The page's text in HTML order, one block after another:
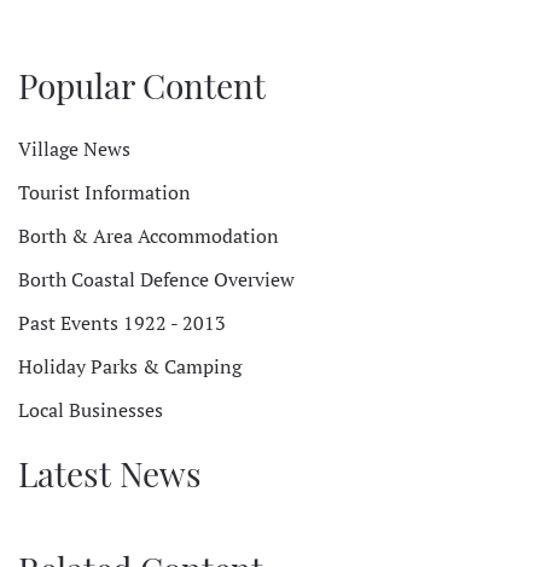
Popular Content
Village News
Tourist Information
Borth & Area Accommodation
Borth Coastal Defence Overview
Past Events 1922 - 2013
Holiday Parks & Camping
Local Businesses
Latest News